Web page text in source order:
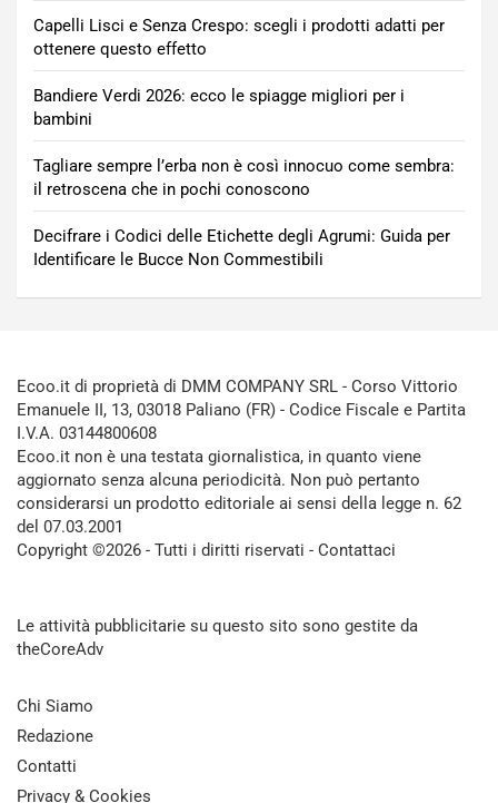
Capelli Lisci e Senza Crespo: scegli i prodotti adatti per
ottenere questo effetto
Bandiere Verdi 2026: ecco le spiagge migliori per i
bambini
Tagliare sempre l’erba non è così innocuo come sembra:
il retroscena che in pochi conoscono
Decifrare i Codici delle Etichette degli Agrumi: Guida per
Identificare le Bucce Non Commestibili
Ecoo.it di proprietà di DMM COMPANY SRL - Corso Vittorio
Emanuele II, 13, 03018 Paliano (FR) - Codice Fiscale e Partita
I.V.A. 03144800608
Ecoo.it non è una testata giornalistica, in quanto viene
aggiornato senza alcuna periodicità. Non può pertanto
considerarsi un prodotto editoriale ai sensi della legge n. 62
del 07.03.2001
Copyright ©2026 - Tutti i diritti riservati - Contattaci
Le attività pubblicitarie su questo sito sono gestite da
theCoreAdv
Chi Siamo
Redazione
Contatti
Privacy & Cookies